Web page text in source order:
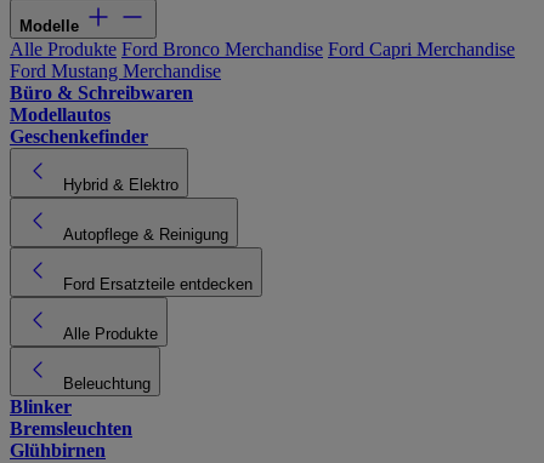
Modelle
Alle Produkte Ford Bronco Merchandise Ford Capri Merchandise
Ford Mustang Merchandise
Büro & Schreibwaren
Modellautos
Geschenkefinder
Hybrid & Elektro
Autopflege & Reinigung
Ford Ersatzteile entdecken
Alle Produkte
Beleuchtung
Blinker
Bremsleuchten
Glühbirnen